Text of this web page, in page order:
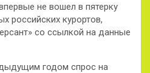
не вошел в пятерку
российских курортов,
со ссылкой на данные
годом спрос на